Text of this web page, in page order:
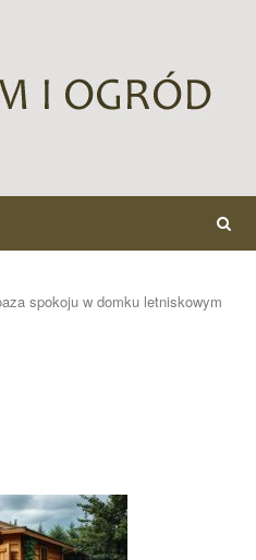
spokoju w domku letniskowym